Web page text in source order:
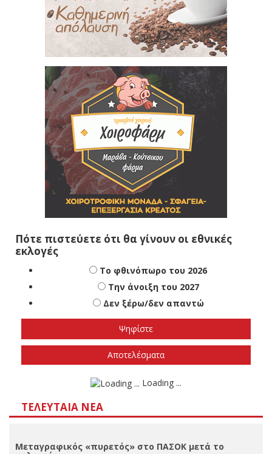
Πότε πιστεύετε ότι θα γίνουν οι εθνικές
εκλογές
Το φθινόπωρο του 2026
Την άνοιξη του 2027
Δεν ξέρω/δεν απαντώ